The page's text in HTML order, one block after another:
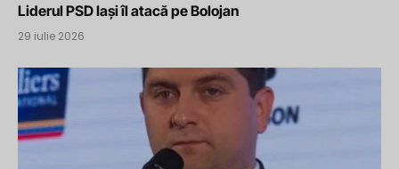
Liderul PSD Iași îl atacă pe Bolojan
29 iulie 2026